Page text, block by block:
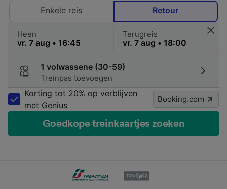
Enkele reis
Retour
Heen Terugreis
1 volwassene (30-59)
Treinpas toevoegen
Korting tot 20% op verblijven
met Genius
Booking.com
Goedkope treinkaartjes zoeken